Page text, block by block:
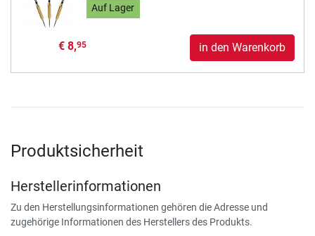
Auf Lager
€ 8,95 in den Warenkorb
Produktsicherheit
Herstellerinformationen
Zu den Herstellungsinformationen gehören die Adresse und
zugehörige Informationen des Herstellers des Produkts.